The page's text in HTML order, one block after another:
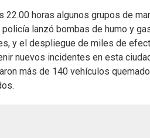
22.00 horas algunos grupos de
lanzó bombas de humo y
y el despliegue de miles de
nuevos incidentes en esta
más de 140 vehículos